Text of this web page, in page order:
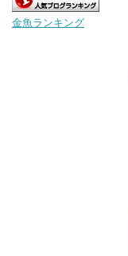
金魚ランキング